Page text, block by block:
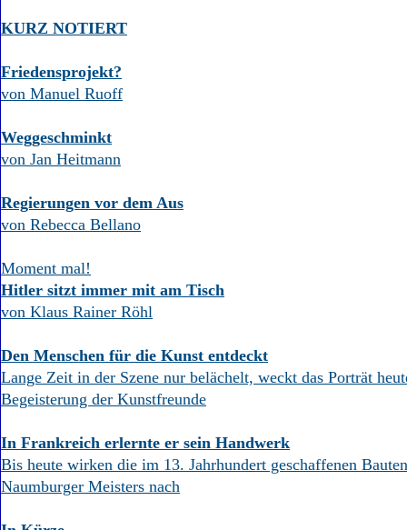
KURZ NOTIERT
Friedensprojekt?
von Manuel Ruoff
Weggeschminkt
von Jan Heitmann
Regierungen vor dem Aus
von Rebecca Bellano
Moment mal!
Hitler sitzt immer mit am Tisch
von Klaus Rainer Röhl
Den Menschen für die Kunst entdeckt
Lange Zeit in der Szene nur belächelt, weckt das Porträt
Begeisterung der Kunstfreunde
In Frankreich erlernte er sein Handwerk
Bis heute wirken die im 13. Jahrhundert geschaffenen
Naumburger Meisters nach